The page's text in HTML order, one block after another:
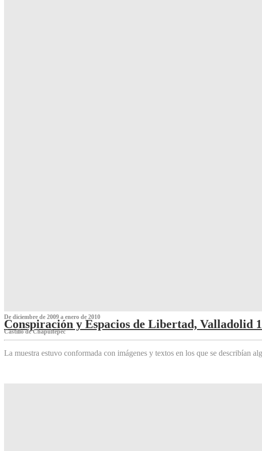
De diciembre de 2009 a enero de 2010
Conspiración y Espacios de Libertad, Valladolid
Castillo de Chapultepec
La muestra estuvo conformada con imágenes y textos en los que se describían